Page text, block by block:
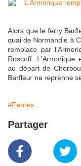
Alors que le ferry
quai de Normandie à
remplace par
Roscoff. L'Armorique
au départ de
Barfleur ne reprenne
#Ferries
Partager